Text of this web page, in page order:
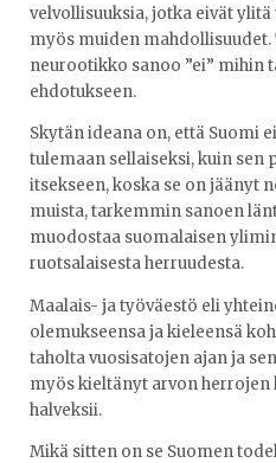
velvollisuuksia, jotka eivät
myös muiden
neurootikko sanoo ”ei” mihin
ehdotukseen.
Skytän ideana on, että Suomi
tulemaan sellaiseksi, kuin sen
itsekseen, koska se on jäänyt
muista, tarkemmin sanoen
muodostaa suomalaisen
ruotsalaisesta herruudesta.
Maalais- ja työväestö eli
olemukseensa ja kieleensä
taholta vuosisatojen ajan ja
myös kieltänyt arvon herrojen
halveksii.
Mikä sitten on se Suomen